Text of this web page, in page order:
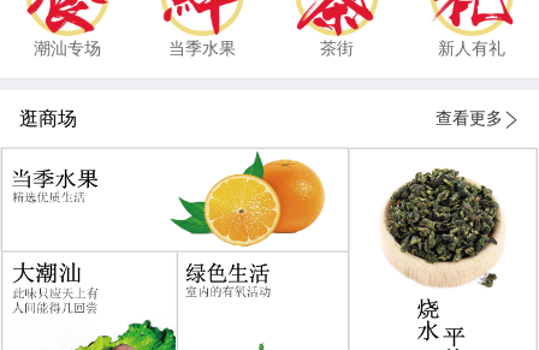
潮汕专场 当季水果 茶街 新人有礼
逛商场 查看更多